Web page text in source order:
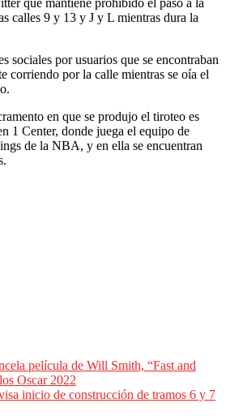
calles 9 y 13 y J y L mientras dura la
sociales por usuarios que se encontraban
corriendo por la calle mientras se oía el
en que se produjo el tiroteo es
1 Center, donde juega el equipo de
de la NBA, y en ella se encuentran
película de Will Smith, “Fast and
Oscar 2022
inicio de construcción de tramos 6 y 7